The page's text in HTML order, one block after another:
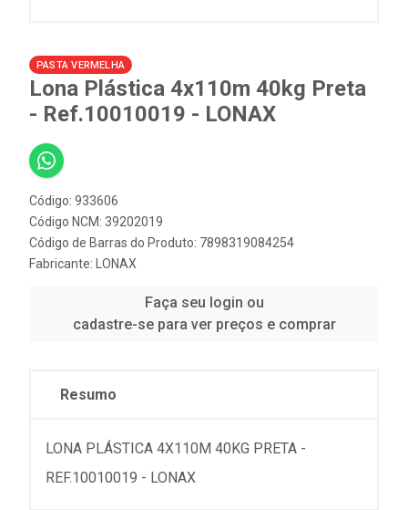
PASTA VERMELHA
Lona Plástica 4x110m 40kg Preta
- Ref.10010019 - LONAX
Código: 933606
Código NCM: 39202019
Código de Barras do Produto: 7898319084254
Fabricante:
LONAX
Faça seu login ou
cadastre-se para ver preços e comprar
Resumo
LONA PLÁSTICA 4X110M 40KG PRETA -
REF.10010019 - LONAX